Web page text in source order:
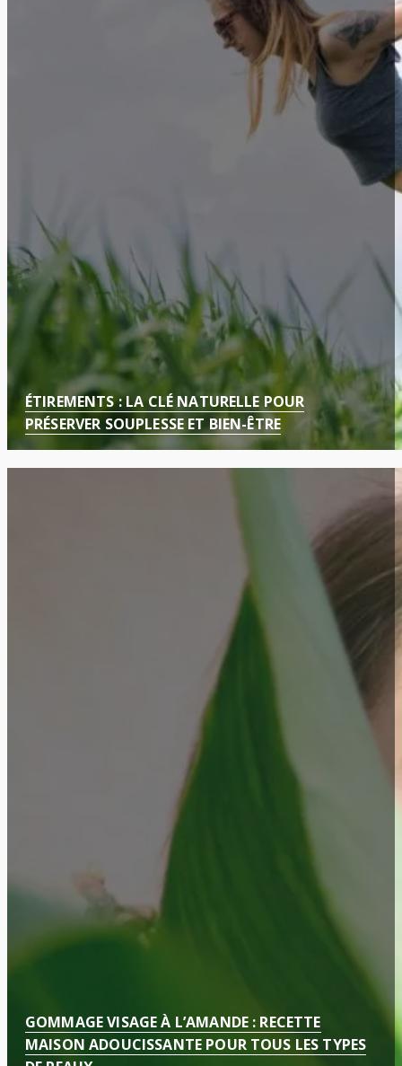
ÉTIREMENTS : LA CLÉ NATURELLE POUR
PRÉSERVER SOUPLESSE ET BIEN-ÊTRE
GOMMAGE VISAGE À L’AMANDE : RECETTE
MAISON ADOUCISSANTE POUR TOUS LES TYPES